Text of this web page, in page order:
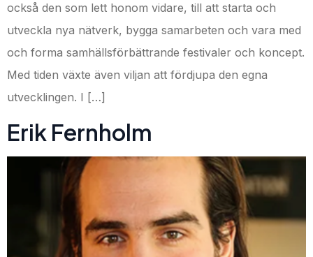
också den som lett honom vidare, till att starta och
utveckla nya nätverk, bygga samarbeten och vara med
och forma samhällsförbättrande festivaler och koncept.
Med tiden växte även viljan att fördjupa den egna
utvecklingen. I […]
Erik Fernholm